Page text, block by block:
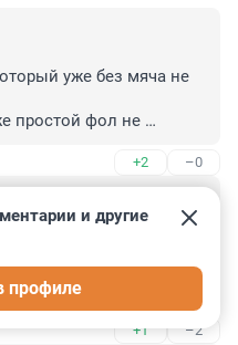
уже без мяча не
простой фол не
+2 –0
по касательной
Журналисты как
хайпа... Позор таким
+1 –2
и другие
профиле